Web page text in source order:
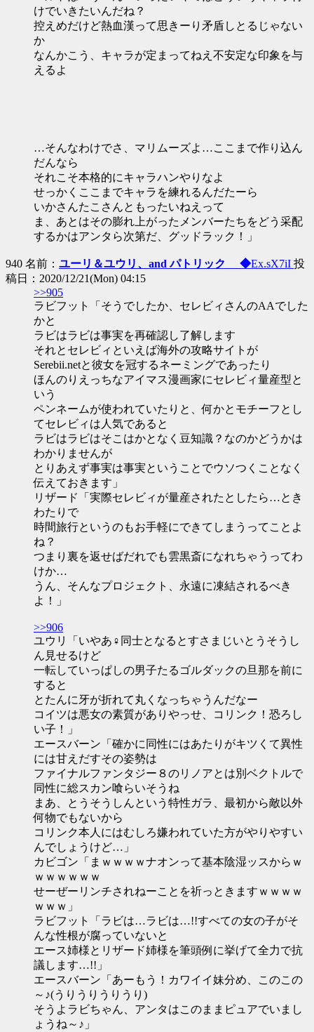
けでいきたいんだね？
控えめだけど熱血漢って思きーり矛盾しとるじゃない
か
なんかこう、キャラが定まってねえ不安定な印象を与
えるよ
…そんなわけでさ、マリムーズよ…ここまで作り込ん
だんなら
それこそ本格的にキャラハンやりなよ
せっかくここまでキャラを練れるんだたーら
いかさんたこさんともったいねえって
ま、あとはその膨れ上がったメンバーたちをどう采配
するかはアンタら次第だ、グッドラック！」
940 名前： ユーリ＆ユウリ、and パトリック ◆Ex.sX7iI 投
稿日：2020/12/21(Mon) 04:15
>>905
ラビフット「そうでしたか、セレビィさんのAAでした
かと
ラビはラビは事実を再確認し了解します
それとセレビィといえば海外の攻略サイトが
Serebii.netと彼女を冠するネーミングであったり
ほんのりえっちなアイマス漫画家にセレビィ量産型と
いう
ペンネームが使われていたりと、何かとモチーフとし
てセレビィは人気であると
ラビはラビはそこはかとなく豆知識？なのかどうかは
わかりませんが
とりあえず事実は事実ということでウソつくことなく
伝えておきます」
リザード「実際セレビィが量産されたとしたら…とき
わたりで
時間旅行というのもお手軽にできてしまうってことよ
ね？
つまり裏を返せばだれでも雲黒斎になれちゃうってわ
けか…
うん、そんなプロジェクト、永遠に凍結されるべき
よ！」
>>906
ユウリ「いやあ♀同士となるとすさまじいとうそうし
ん見せるけど
一転していっぱしの男子たるゴルダックの旦那を前に
すると
とたんに牙が折れて丸くなっちゃうんだなー
コイツは悪女の素質がありやっせ、コリンク！恐ろし
い子！」
エースバーン「確かに同性にはあたりがキツくて異性
には甘えだすその姿勢は
ファイナルファンタジー８のリノアとは別ベクトルで
同性に総スカン喰らいそうね
まあ、とうそうしんという特性ガラ、最初から敵以外
何物でもないから
コリンク本人にはむしろ嫌われていた方がやりやすい
んでしょうけど…」
カビゴン「まｗｗｗｗナオンって基本陰湿ッスからｗ
ｗｗｗｗｗｗ
せーぜーリンチされねーことを祈っときますｗｗｗｗ
ｗｗｗ」
ラビフット「ラビは…ラビは…!!すべての女の子がそ
んな性根が腐っていないと
エース姉様とリザード姉様を筆頭例に挙げて全力で抗
議します…!!」
エースバーン「あーもう！カワイイ妹分め、このこの
～♪(うりうりうりうり)
そうよラビちゃん、アンタはこのままピュアでいまし
ょうね～♪」